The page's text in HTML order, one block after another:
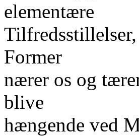
elementære
Former
nærer os og
blive
hængende ved